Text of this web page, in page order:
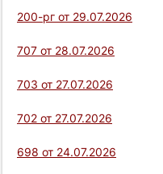
200-рг от 29.07.2026
707 от 28.07.2026
703 от 27.07.2026
702 от 27.07.2026
698 от 24.07.2026